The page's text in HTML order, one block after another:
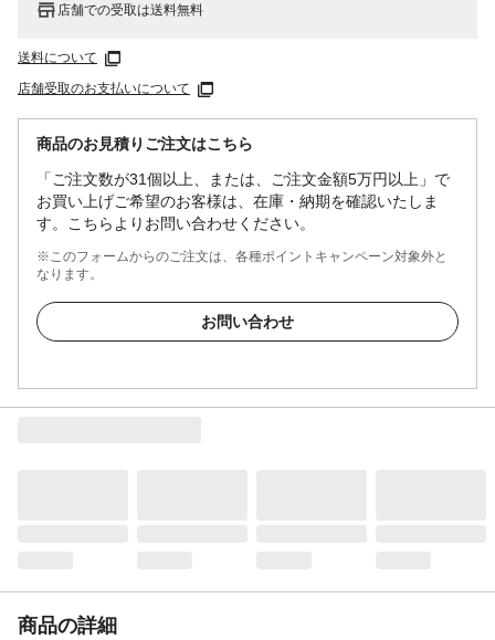
店舗での受取は送料無料
送料について
店舗受取のお支払いについて
商品のお見積りご注文はこちら
「ご注文数が31個以上、または、ご注文金額5万円以上」で
お買い上げご希望のお客様は、在庫・納期を確認いたしま
す。こちらよりお問い合わせください。
※このフォームからのご注文は、各種ポイントキャンペーン対象外と
なります。
お問い合わせ
商品の詳細